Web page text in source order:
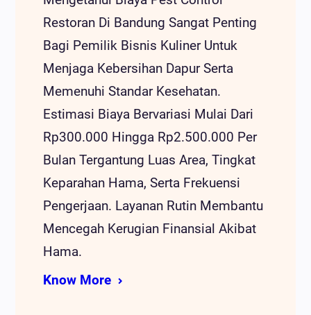
Restoran Di Bandung Sangat Penting
Bagi Pemilik Bisnis Kuliner Untuk
Menjaga Kebersihan Dapur Serta
Memenuhi Standar Kesehatan.
Estimasi Biaya Bervariasi Mulai Dari
Rp300.000 Hingga Rp2.500.000 Per
Bulan Tergantung Luas Area, Tingkat
Keparahan Hama, Serta Frekuensi
Pengerjaan. Layanan Rutin Membantu
Mencegah Kerugian Finansial Akibat
Hama.
Know More